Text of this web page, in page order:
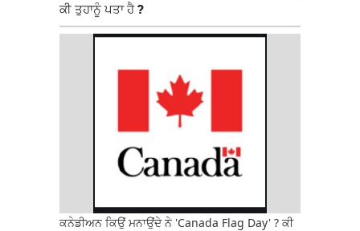
ਕੀ ਤੁਹਾਨੂੰ ਪਤਾ ਹੈ ?
ਕਨੇਡੀਅਨ ਕਿਉਂ ਮਨਾਉਂਦੇ ਨੇ 'Canada Flag Day' ? ਕੀ